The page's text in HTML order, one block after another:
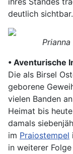
deutlich sichtbar.
• Aventurische
Die als Birsel
geborene
vielen Banden
Heimat bis
damals
im Praiostempel
in weiterer